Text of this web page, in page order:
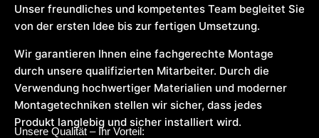
Unser freundliches und kompetentes Team begleitet Sie
von der ersten Idee bis zur fertigen Umsetzung.
Wir garantieren Ihnen eine fachgerechte Montage
durch unsere qualifizierten Mitarbeiter. Durch die
Verwendung hochwertiger Materialien und moderner
Montagetechniken stellen wir sicher, dass jedes
Produkt langlebig und sicher installiert wird.
Unsere Qualität – Ihr Vorteil: